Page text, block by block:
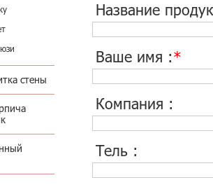
стены
Название
Ваше имя :*
Компания :
Тель :